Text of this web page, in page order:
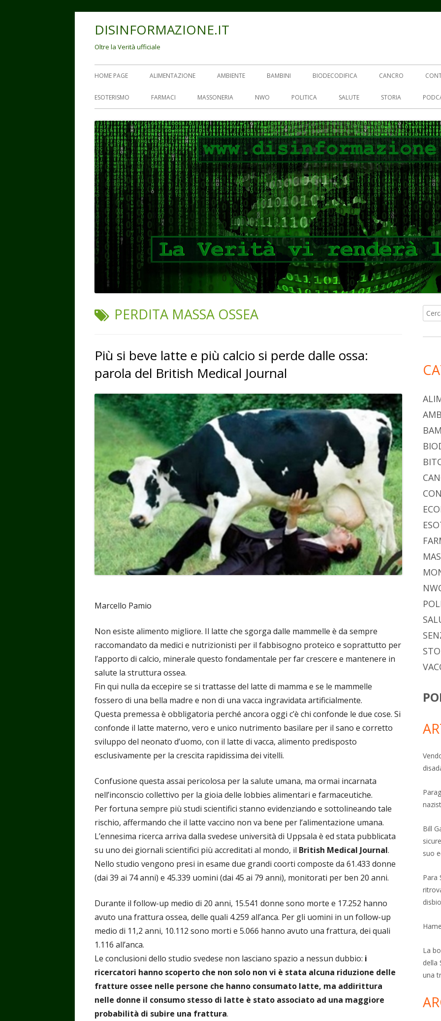
DISINFORMAZIONE.IT
Oltre la Verità ufficiale
Menu
principale
HOME PAGE ALIMENTAZIONE AMBIENTE BAMBINI BIODECODIFICA CANCRO
ESOTERISMO FARMACI MASSONERIA NWO POLITICA SALUTE STORIA
TAG:
PERDITA MASSA OSSEA
Più si beve latte e più calcio si perde dalle ossa:
parola del British Medical Journal
Marcello Pamio
Non esiste alimento migliore. Il latte che sgorga dalle mammelle è da sempre
raccomandato da medici e nutrizionisti per il fabbisogno proteico e soprattutto per
l’apporto di calcio, minerale questo fondamentale per far crescere e mantenere in
salute la struttura ossea.
Fin qui nulla da eccepire se si trattasse del latte di mamma e se le mammelle
fossero di una bella madre e non di una vacca ingravidata artificialmente.
Questa premessa è obbligatoria perché ancora oggi c’è chi confonde le due cose. Si
confonde il latte materno, vero e unico nutrimento basilare per il sano e corretto
sviluppo del neonato d’uomo, con il latte di vacca, alimento predisposto
esclusivamente per la crescita rapidissima dei vitelli.
Confusione questa assai pericolosa per la salute umana, ma ormai incarnata
nell’inconscio collettivo per la gioia delle lobbies alimentari e farmaceutiche.
Per fortuna sempre più studi scientifici stanno evidenziando e sottolineando tale
rischio, affermando che il latte vaccino non va bene per l’alimentazione umana.
L’ennesima ricerca arriva dalla svedese università di Uppsala è ed stata pubblicata
su uno dei giornali scientifici più accreditati al mondo, il British Medical Journal.
Nello studio vengono presi in esame due grandi coorti composte da 61.433 donne
(dai 39 ai 74 anni) e 45.339 uomini (dai 45 ai 79 anni), monitorati per ben 20 anni.
Durante il follow-up medio di 20 anni, 15.541 donne sono morte e 17.252 hanno
avuto una frattura ossea, delle quali 4.259 all’anca. Per gli uomini in un follow-up
medio di 11,2 anni, 10.112 sono morti e 5.066 hanno avuto una frattura, dei quali
1.116 all’anca.
Le conclusioni dello studio svedese non lasciano spazio a nessun dubbio: i
ricercatori hanno scoperto che non solo non vi è stata alcuna riduzione delle
fratture ossee nelle persone che hanno consumato latte, ma addirittura
nelle donne il consumo stesso di latte è stato associato ad una maggiore
probabilità di subire una frattura.
per:
Bill
suo
Para
La
della
una